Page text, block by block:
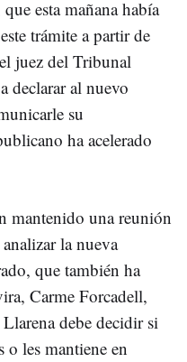
esta mañana había
trámite a partir de
juez del Tribunal
declarar al nuevo
su
ha acelerado
mantenido una reunión
la nueva
que también ha
Carme Forcadell,
debe decidir si
o les mantiene en